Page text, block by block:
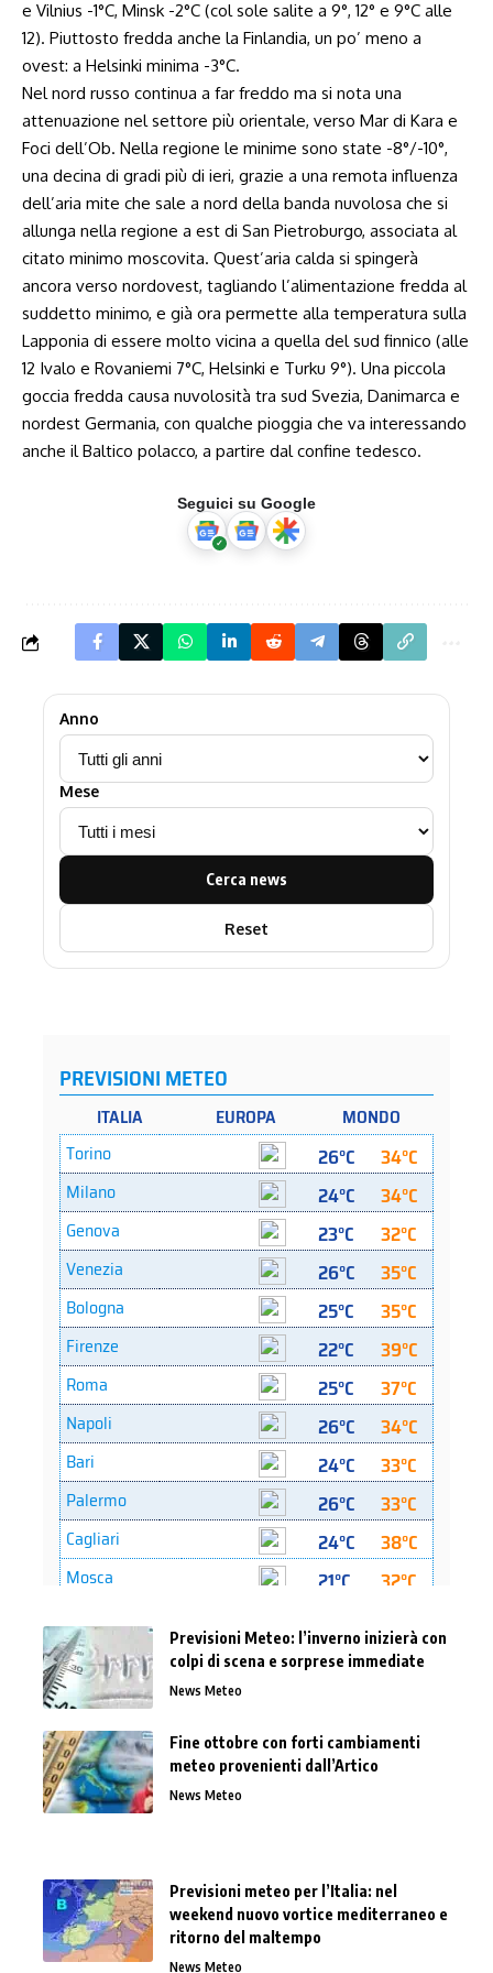
e Vilnius -1°C, Minsk -2°C (col sole salite a 9°, 12° e 9°C alle
12). Piuttosto fredda anche la Finlandia, un po’ meno a
ovest: a Helsinki minima -3°C.
Nel nord russo continua a far freddo ma si nota una
attenuazione nel settore più orientale, verso Mar di Kara e
Foci dell’Ob. Nella regione le minime sono state -8°/-10°,
una decina di gradi più di ieri, grazie a una remota influenza
dell’aria mite che sale a nord della banda nuvolosa che si
allunga nella regione a est di San Pietroburgo, associata al
citato minimo moscovita. Quest’aria calda si spingerà
ancora verso nordovest, tagliando l’alimentazione fredda al
suddetto minimo, e già ora permette alla temperatura sulla
Lapponia di essere molto vicina a quella del sud finnico (alle
12 Ivalo e Rovaniemi 7°C, Helsinki e Turku 9°). Una piccola
goccia fredda causa nuvolosità tra sud Svezia, Danimarca e
nordest Germania, con qualche pioggia che va interessando
anche il Baltico polacco, a partire dal confine tedesco.
Seguici su Google
Anno
Mese
Cerca news
Reset
Previsioni Meteo: l’inverno inizierà con
colpi di scena e sorprese immediate
News Meteo
Fine ottobre con forti cambiamenti
meteo provenienti dall’Artico
News Meteo
Previsioni meteo per l’Italia: nel
weekend nuovo vortice mediterraneo e
ritorno del maltempo
News Meteo